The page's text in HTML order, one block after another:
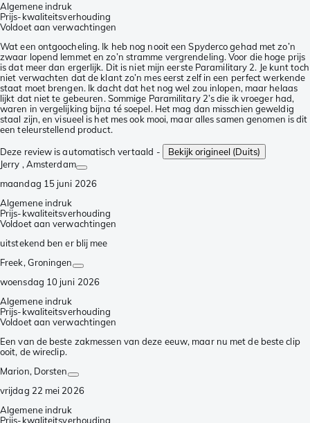
Algemene indruk
Prijs-kwaliteitsverhouding
Voldoet aan verwachtingen
Wat een ontgoocheling. Ik heb nog nooit een Spyderco gehad met zo’n
zwaar lopend lemmet en zo’n stramme vergrendeling. Voor die hoge prijs
is dat meer dan ergerlijk. Dit is niet mijn eerste Paramilitary 2. Je kunt toch
niet verwachten dat de klant zo’n mes eerst zelf in een perfect werkende
staat moet brengen. Ik dacht dat het nog wel zou inlopen, maar helaas
lijkt dat niet te gebeuren. Sommige Paramilitary 2’s die ik vroeger had,
waren in vergelijking bijna té soepel. Het mag dan misschien geweldig
staal zijn, en visueel is het mes ook mooi, maar alles samen genomen is dit
een teleurstellend product.
Deze review is automatisch vertaald -
Bekijk origineel (Duits)
Jerry , Amsterdam
maandag 15 juni 2026
Algemene indruk
Prijs-kwaliteitsverhouding
Voldoet aan verwachtingen
uitstekend ben er blij mee
Freek, Groningen
woensdag 10 juni 2026
Algemene indruk
Prijs-kwaliteitsverhouding
Voldoet aan verwachtingen
Een van de beste zakmessen van deze eeuw, maar nu met de beste clip
ooit, de wireclip.
Marion, Dorsten
vrijdag 22 mei 2026
Algemene indruk
Prijs-kwaliteitsverhouding